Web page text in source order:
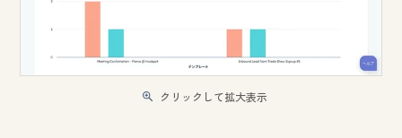
クリックして拡大表示